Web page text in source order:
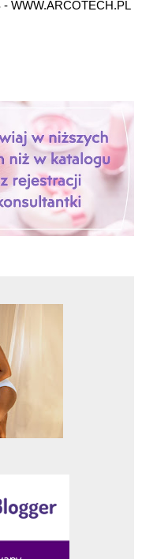
WWW.ARCOTECH.PL